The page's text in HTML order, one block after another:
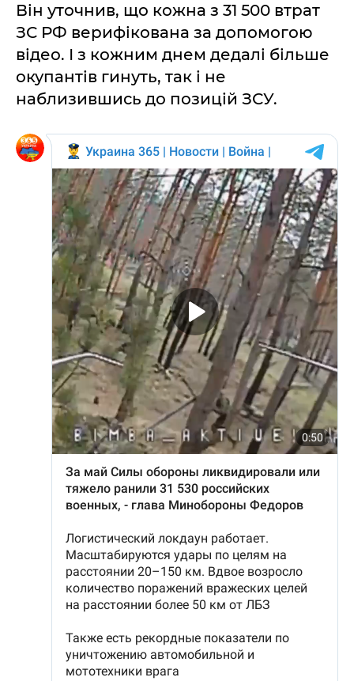
Він уточнив, що кожна з 31 500 втрат
ЗС РФ верифікована за допомогою
відео. І з кожним днем дедалі більше
окупантів гинуть, так і не
наблизившись до позицій ЗСУ.